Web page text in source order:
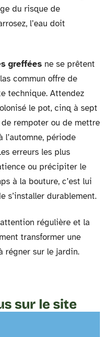
du risque de
l’eau doit
greffées ne se prêtent
commun offre de
technique. Attendez
le pot, cinq à sept
rempoter ou de mettre
période
erreurs les plus
ou précipiter le
à la bouture, c’est lui
s’installer durablement.
régulière et la
transformer une
régner sur le jardin.
sur le site